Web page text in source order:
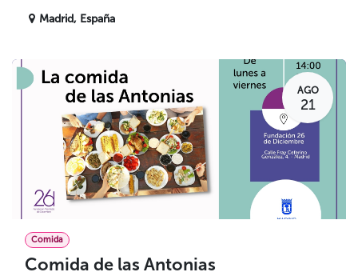
Madrid, España
AGO
21
Comida
Comida de las Antonias